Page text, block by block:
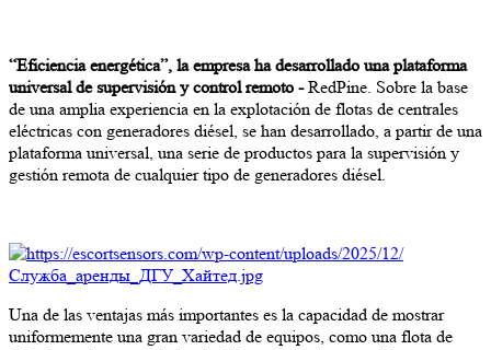
“Eficiencia energética”, la empresa ha desarrollado una plataforma
universal de supervisión y control remoto -RedPine. Sobre la base
de una amplia experiencia en la explotación de flotas de centrales
eléctricas con generadores diésel, se han desarrollado, a partir de una
plataforma universal, una serie de productos para la supervisión y
gestión remota de cualquier tipo de generadores diésel.
Una de las ventajas más importantes es la capacidad de mostrar
uniformemente una gran variedad de equipos, como una flota de